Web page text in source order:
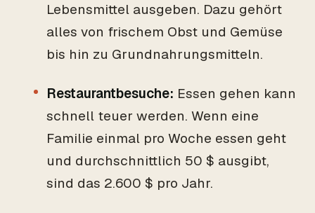
Lebensmittel ausgeben. Dazu gehört
alles von frischem Obst und Gemüse
bis hin zu Grundnahrungsmitteln.
Restaurantbesuche: Essen gehen kann
schnell teuer werden. Wenn eine
Familie einmal pro Woche essen geht
und durchschnittlich 50 $ ausgibt,
sind das 2.600 $ pro Jahr.